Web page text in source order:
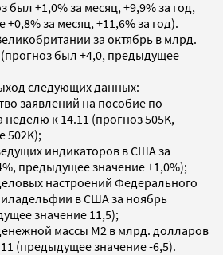
был +1,0% за месяц, +9,9% за год,
за месяц, +11,6% за год).
за октябрь в млрд.
был +4,0, предыдущее
следующих данных:
заявлений на пособие по
к 14.11 (прогноз 505K,
502K);
индикаторов в США за
предыдущее значение +1,0%);
настроений Федерального
в США за ноябрь
значение 11,5);
массы М2 в млрд. долларов
(предыдущее значение -6,5).